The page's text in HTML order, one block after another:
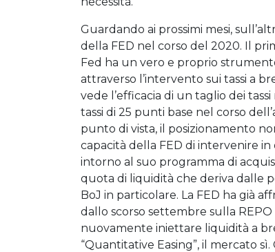
Guardando ai prossimi mesi,
della FED nel corso del 2020. Il
Fed ha un vero e proprio
attraverso l’intervento sui tassi a
vede l’efficacia di un taglio dei
tassi di 25 punti base nel corso
punto di vista, il posizionamento
capacità della FED di intervenire
intorno al suo programma di
quota di liquidità che deriva dalle
BoJ in particolare. La FED ha già
dallo scorso settembre sulla
nuovamente iniettare liquidità a
“Quantitative Easing”, il mercato